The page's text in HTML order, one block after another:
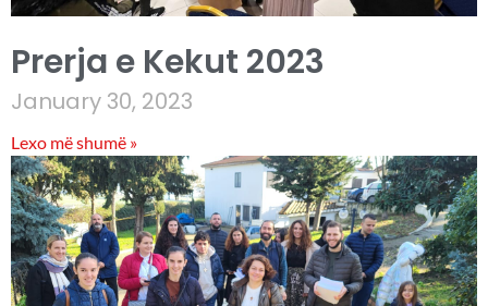
Prerja e Kekut 2023
January 30, 2023
Lexo më shumë »